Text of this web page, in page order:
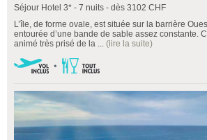
Séjour Hotel 3* - 7 nuits - dès 3102 CHF
L’île, de forme ovale, est située sur la barrière
entourée d’une bande de sable assez constante.
animé très prisé de la ... (lire la suite)